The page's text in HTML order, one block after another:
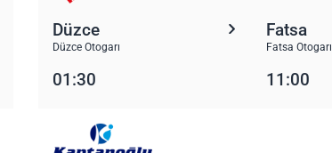
Düzce
Düzce Otogarı
Fatsa
Fatsa Otogarı
01:30 11:00